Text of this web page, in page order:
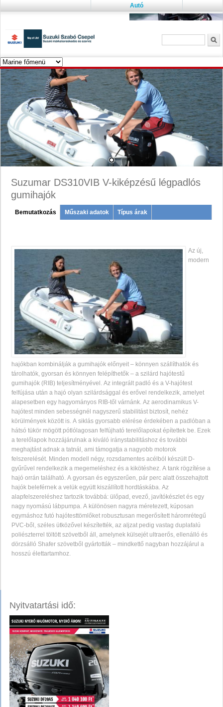
Autó
Keresés űrlap
Suzumar DS310VIB V-kiképzésű légpadlós
gumihajók
Menu
Bemutatkozás (active
tab)
Műszaki adatok Típus árak
Az új,
modern
hajókban kombinálják a gumihajók előnyeit – könnyen szállíthatók és
tárolhatók, gyorsan és könnyen felépíthetők – a szilárd hajótestű
gumihajók (RIB) teljesítményével. Az integrált padló és a V-hajótest
felfújása után a hajó olyan szilárdsággal és erővel rendelkezik, amelyet
alapesetben egy hagyományos RIB-től várnánk. Az aerodinamikus V-
hajótest minden sebességnél nagyszerű stabilitást biztosít, nehéz
körülmények között is. A siklás gyorsabb elérése érdekében a padlóban a
hátsó tükör mögött pótlólagosan felfújható terelőlapokat építettek be. Ezek
a terelőlapok hozzájárulnak a kiváló iránystabilitáshoz és további
meghajtást adnak a tatnál, ami támogatja a nagyobb motorok
felszerelését. Minden modell négy, rozsdamentes acélból készült D-
gyűrűvel rendelkezik a megemeléshez és a kikötéshez. A tank rögzítése a
hajó orrán található. A gyorsan és egyszerűen, pár perc alatt összehajtott
hajók beleférnek a velük együtt kiszállított hordtáskába. Az
alapfelszereléshez tartozik továbbá: ülőpad, evező, javítókészlet és egy
nagy nyomású lábpumpa. A különösen nagyra méretezett, kúposan
egymáshoz futó hajótesttömlőket robusztusan megerősített háromrétegű
PVC-ből, széles ütközővel készítették, az aljzat pedig vastag duplafalú
poliészterrel töltött szövetből áll, amelynek külsejét ultraerős, ellenálló és
dörzsálló Shafer szövetből gyártották – mindkettő nagyban hozzájárul a
hosszú élettartamhoz.
Nyitvatartási idő: